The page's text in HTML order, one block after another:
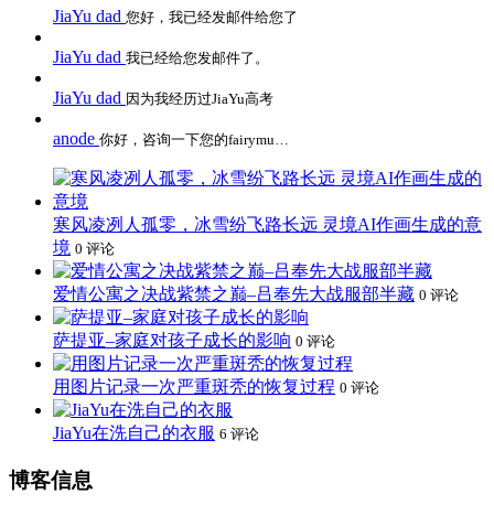
JiaYu dad 您好，我已经发邮件给您了
JiaYu dad 我已经给您发邮件了。
JiaYu dad 因为我经历过JiaYu高考
anode 你好，咨询一下您的fairymu…
寒风凌冽人孤零，冰雪纷飞路长远 灵境AI作画生成的意
境 0 评论
爱情公寓之决战紫禁之巅–吕奉先大战服部半藏 0 评论
萨提亚–家庭对孩子成长的影响 0 评论
用图片记录一次严重斑秃的恢复过程 0 评论
JiaYu在洗自己的衣服 6 评论
博客信息